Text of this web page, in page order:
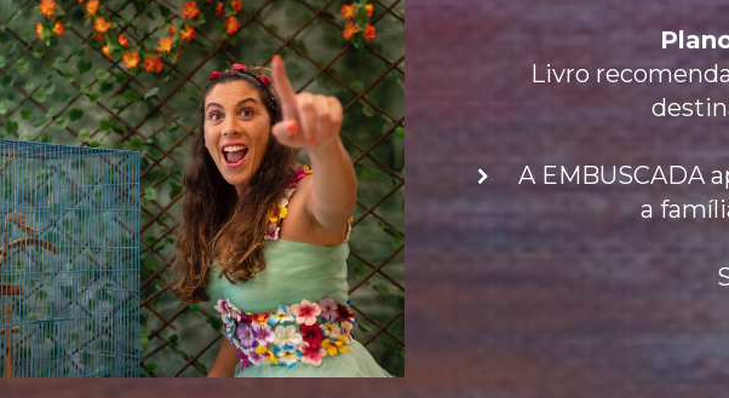
Livro
A EMBUSCADA
a